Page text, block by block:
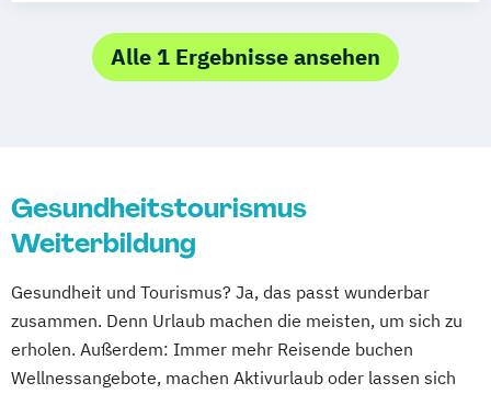
Nachhaltiger Tourismus
Sport- und Gesundheitstourismus
Alle 1 Ergebnisse ansehen
Gesundheitstourismus
Weiterbildung
Gesundheit und Tourismus? Ja, das passt wunderbar
zusammen. Denn Urlaub machen die meisten, um sich zu
erholen. Außerdem: Immer mehr Reisende buchen
Wellnessangebote, machen Aktivurlaub oder lassen sich